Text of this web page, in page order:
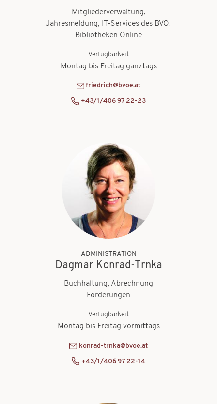
Mitgliederverwaltung,
Jahresmeldung, IT-Services des BVÖ,
Bibliotheken Online
Verfügbarkeit
Montag bis Freitag ganztags
friedrich@bvoe.at
+43/1/406 97 22-23
ADMINISTRATION
Dagmar Konrad-Trnka
Buchhaltung, Abrechnung
Förderungen
Verfügbarkeit
Montag bis Freitag vormittags
konrad-trnka@bvoe.at
+43/1/406 97 22-14